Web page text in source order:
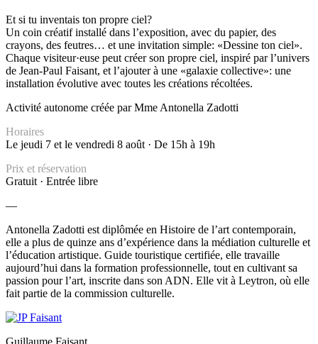
Et si tu inventais ton propre ciel?
Un coin créatif installé dans l’exposition, avec du papier, des
crayons, des feutres… et une invitation simple: «Dessine ton ciel».
Chaque visiteur·euse peut créer son propre ciel, inspiré par l’univers
de Jean-Paul Faisant, et l’ajouter à une «galaxie collective»: une
installation évolutive avec toutes les créations récoltées.
Activité autonome créée par Mme Antonella Zadotti
Horaires
Le jeudi 7 et le vendredi 8 août · De 15h à 19h
Prix et réservation
Gratuit · Entrée libre
—
Antonella Zadotti est diplômée en Histoire de l’art contemporain,
elle a plus de quinze ans d’expérience dans la médiation culturelle et
l’éducation artistique. Guide touristique certifiée, elle travaille
aujourd’hui dans la formation professionnelle, tout en cultivant sa
passion pour l’art, inscrite dans son ADN. Elle vit à Leytron, où elle
fait partie de la commission culturelle.
Guillaume Faisant